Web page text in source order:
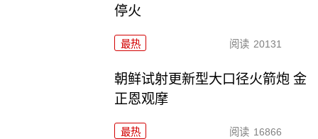
停火
最热 阅读 20131
朝鲜试射更新型大口径火箭炮 金
正恩观摩
最热 阅读 16866